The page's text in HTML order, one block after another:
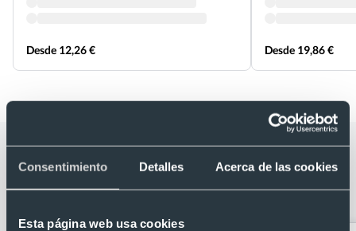
Consentimiento Detalles Acerca de las cookies
Esta página web usa cookies
Desde 12,26 € Desde 19,86 €
Categorías relacionadas con Chaqueta
estilo bomber ligera con bolsillos